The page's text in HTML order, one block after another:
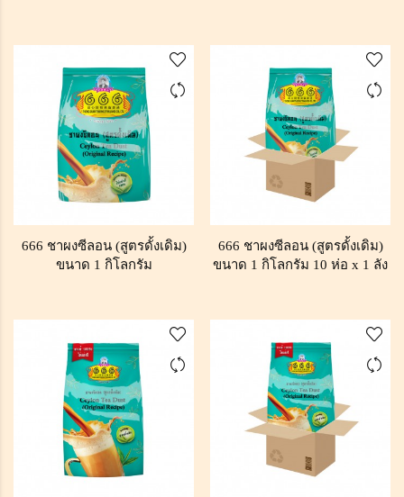
666 ชาผงซีลอน (สูตรดั้งเดิม)
ขนาด 1 กิโลกรัม
666 ชาผงซีลอน (สูตรดั้งเดิม)
ขนาด 1 กิโลกรัม 10 ห่อ x 1 ลัง